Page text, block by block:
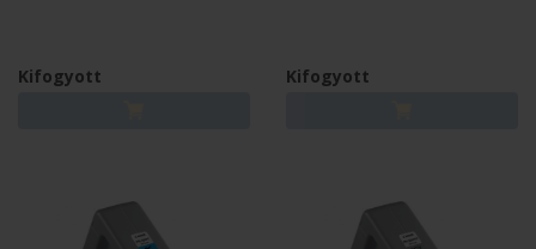
Kifogyott Kifogyott